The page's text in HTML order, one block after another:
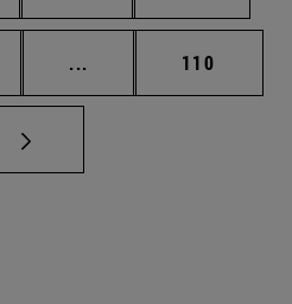
... Páginas intermedias
Página
110